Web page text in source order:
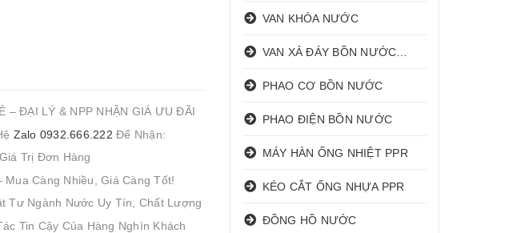
– ĐẠI LÝ & NPP NHẬN GIÁ ƯU ĐÃI
Zalo 0932.666.222Để Nhận:
Trị Đơn Hàng
Càng Nhiều, Giá Càng Tốt!
Tư Ngành Nước Uy Tín, Chất Lượng
Tin Cậy Của Hàng Nghìn Khách
VAN KHÓA NƯỚC
PHAO CƠ BỒN NƯỚC
PHAO ĐIỆN BỒN NƯỚC
MÁY HÀN ỐNG NHIỆT PPR
KÉO CẮT ỐNG NHỰA PPR
ĐỒNG HỒ NƯỚC